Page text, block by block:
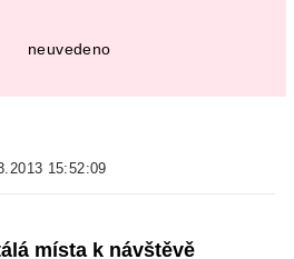
neuvedeno
15:52:09
místa k návštěvě